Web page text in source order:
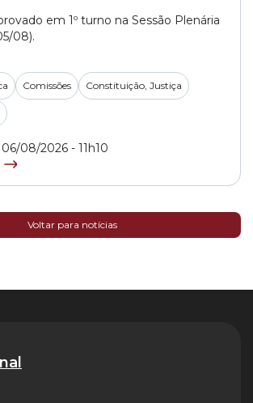
em 1º turno na Sessão Plenária
08).
Comissões Constituição, Justiça
08/2026 - 11h10
Voltar para notícias